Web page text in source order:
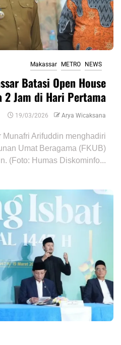
Makassar METRO NEWS
Batasi Open House
Jam di Hari Pertama
19/03/2026 Arya Wicaksana
Munafri Arifuddin menghadiri
Umat Beragama (FKUB)
(Foto: Humas Diskominfo...